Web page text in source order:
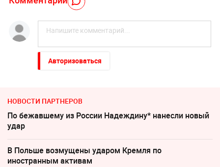
Авторизоваться
НОВОСТИ ПАРТНЕРОВ
По бежавшему из России Надеждину* нанесли новый
удар
В Польше возмущены ударом Кремля по
иностранным активам